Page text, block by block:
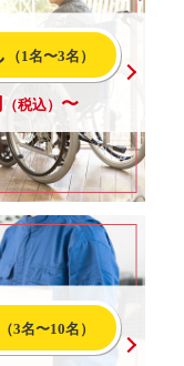
（1名〜3名）
（税込） 〜
（3名〜10名）